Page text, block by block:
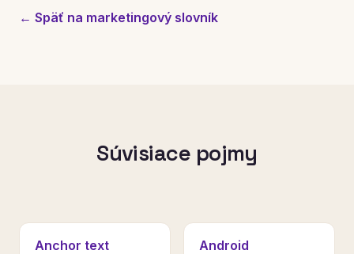
← Späť na marketingový slovník
Súvisiace pojmy
Anchor text Android